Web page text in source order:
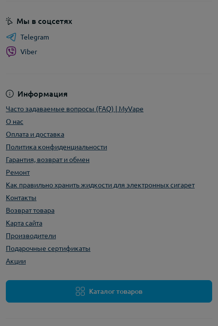
Информация
Часто задаваемые вопросы (FAQ) | MyVape
О нас
Оплата и доставка
Политика конфиденциальности
Гарантия, возврат и обмен
Ремонт
Как правильно хранить жидкости для электронных сигарет
Контакты
Возврат товара
Карта сайта
Производители
Подарочные сертификаты
Акции
Каталог товаров
Мы в соцсетях
Telegram
Viber